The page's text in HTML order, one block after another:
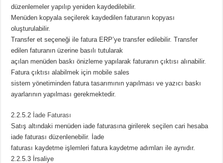
düzenlemeler yapılıp yeniden kaydedilebilir.
Menüden kopyala seçilerek kaydedilen faturanın kopyası
oluşturulabilir.
Transfer et seçeneği ile fatura ERP’ye transfer edilebilir. Transfer
edilen faturanın üzerine basılı tutularak
açılan menüden baskı önizleme yapılarak faturanın çıktısı alınabilir.
Fatura çıktısı alabilmek için mobile sales
sistem yönetiminden fatura tasarımının yapılması ve yazıcı baskı
ayarlarının yapılması gerekmektedir.
2.2.5.2 İade Faturası
Satış altındaki menüden iade faturasına girilerek seçilen cari hesaba
iade faturası düzenlenebilir. İade
faturası kaydetme işlemleri fatura kaydetme adımları ile aynıdır.
2.2.5.3 İrsaliye